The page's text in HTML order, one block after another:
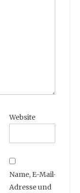
Website
Name, E-Mail-
Adresse und